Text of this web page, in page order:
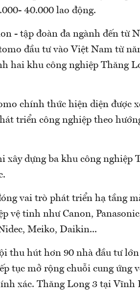
40.000 lao động.
- tập đoàn đa ngành đến từ
đầu tư vào Việt Nam từ
hai khu công nghiệp Thăng
chính thức hiện diện được
triển công nghiệp theo
dựng ba khu công nghiệp
vai trò phát triển hạ tầng
vệ tinh như Canon,
Meiko, Daikin...
thu hút hơn 90 nhà đầu tư
tục mở rộng chuỗi cung ứng
xác. Thăng Long 3 tại Vĩnh